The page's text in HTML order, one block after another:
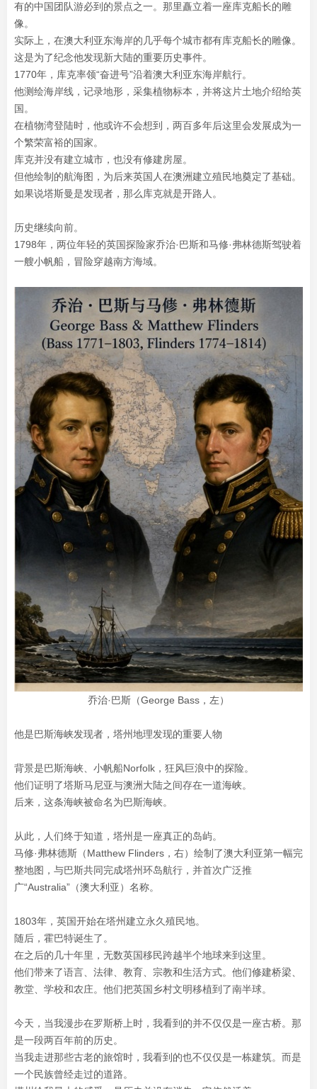
有的中国团队游必到的景点之一。那里矗立着一座库克船长的雕
像。
实际上，在澳大利亚东海岸的几乎每个城市都有库克船长的雕像。
这是为了纪念他发现新大陆的重要历史事件。
1770年，库克率领“奋进号”沿着澳大利亚东海岸航行。
他测绘海岸线，记录地形，采集植物标本，并将这片土地介绍给英
国。
在植物湾登陆时，他或许不会想到，两百多年后这里会发展成为一
个繁荣富裕的国家。
库克并没有建立城市，也没有修建房屋。
但他绘制的航海图，为后来英国人在澳洲建立殖民地奠定了基础。
如果说塔斯曼是发现者，那么库克就是开路人。
历史继续向前。
1798年，两位年轻的英国探险家乔治·巴斯和马修·弗林德斯驾驶着
一艘小帆船，冒险穿越南方海域。
乔治·巴斯（George Bass，左）
他是巴斯海峡发现者， 塔州地理发现的重要人物
背景是巴斯海峡、 小帆船Norfolk， 狂风巨浪中的探险。
他们证明了塔斯马尼亚与澳洲大陆之间存在一道海峡。
后来，这条海峡被命名为巴斯海峡。
从此，人们终于知道，塔州是一座真正的岛屿。
马修·弗林德斯（Matthew Flinders，右）绘制了澳大利亚第一幅完
整地图，与巴斯共同完成塔州环岛航行，并首次广泛推
广“Australia”（澳大利亚）名称。
1803年，英国开始在塔州建立永久殖民地。
随后，霍巴特诞生了。
在之后的几十年里，无数英国移民跨越半个地球来到这里。
他们带来了语言、法律、教育、宗教和生活方式。他们修建桥梁、
教堂、学校和农庄。他们把英国乡村文明移植到了南半球。
今天，当我漫步在罗斯桥上时，我看到的并不仅仅是一座古桥。那
是一段两百年前的历史。
当我走进那些古老的旅馆时，我看到的也不仅仅是一栋建筑。而是
一个民族曾经走过的道路。